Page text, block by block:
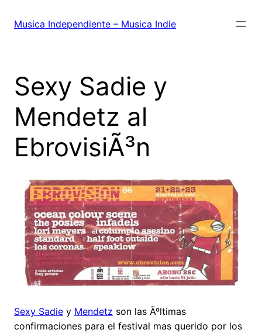
Musica Independiente – Musica Indie
Sexy Sadie y
Mendetz al
EbrovisiÃ³n
Sexy Sadie y Mendetz son las Ãºltimas
confirmaciones para el festival mas querido por los